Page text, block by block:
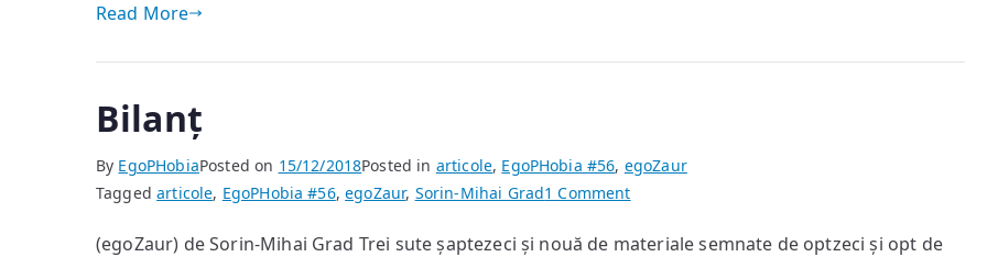
Read More
Bilanț
By EgoPHobiaPosted on 15/12/2018Posted in articole, EgoPHobia #56, egoZaur
Taggedarticole, EgoPHobia #56,egoZaur, Sorin-Mihai Grad1 Commenton
(egoZaur) de Sorin-Mihai Grad Trei sute șaptezeci și nouă de materiale semnate de optzeci și opt de